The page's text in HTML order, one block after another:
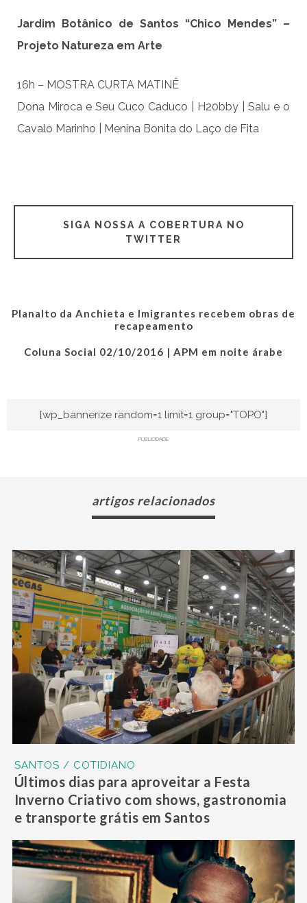
Jardim Botânico de Santos “Chico Mendes” –
Projeto Natureza em Arte
16h – MOSTRA CURTA MATINÊ
Dona Miroca e Seu Cuco Caduco | H20bby | Salu e o
Cavalo Marinho | Menina Bonita do Laço de Fita
SIGA NOSSA A COBERTURA NO
TWITTER
Planalto da Anchieta e Imigrantes recebem obras de
recapeamento
Coluna Social 02/10/2016 | APM em noite árabe
[wp_bannerize random=1 limit=1 group="TOPO"]
PUBLICIDADE
artigos relacionados
SANTOS / COTIDIANO
Últimos dias para aproveitar a Festa
Inverno Criativo com shows, gastronomia
e transporte grátis em Santos